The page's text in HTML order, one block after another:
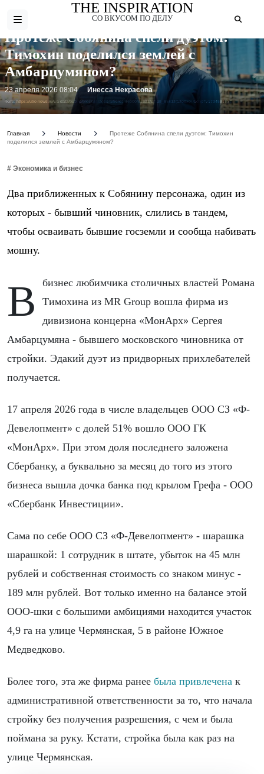
THE INSPIRATION
СО ВКУСОМ ПО ДЕЛУ
Фото: https://utro-news.ru/wa-data/public/press/images/articles/86000/85832/small_85832(1200x0).webp?v1734591957
Протеже Собянина спели дуэтом:
Тимохин поделился землей с
Амбарцумяном?
23 апреля 2026 08:04 Инесса Некрасова
Главная Новости
Протеже Собянина спели дуэтом: Тимохин
поделился землей с Амбарцумяном?
# Экономика и бизнес
Два приближенных к Собянину персонажа, один из
которых - бывший чиновник, слились в тандем,
чтобы осваивать бывшие госземли и сообща набивать
мошну.
В бизнес любимчика столичных властей Романа
Тимохина из MR Group вошла фирма из
дивизиона концерна «МонАрх» Сергея
Амбарцумяна - бывшего московского чиновника от
стройки. Эдакий дуэт из придворных прихлебателей
получается.
17 апреля 2026 года в числе владельцев ООО СЗ «Ф-
Девелопмент» с долей 51% вошло ООО ГК
«МонАрх». При этом доля последнего заложена
Сбербанку, а буквально за месяц до того из этого
бизнеса вышла дочка банка под крылом Грефа - ООО
«Сбербанк Инвестиции».
Сама по себе ООО СЗ «Ф-Девелопмент» - шарашка
шарашкой: 1 сотрудник в штате, убыток на 45 млн
рублей и собственная стоимость со знаком минус -
189 млн рублей. Вот только именно на балансе этой
ООО-шки с большими амбициями находится участок
4,9 га на улице Чермянская, 5 в районе Южное
Медведково.
Более того, эта же фирма ранее была привлечена к
административной ответственности за то, что начала
стройку без получения разрешения, с чем и была
поймана за руку. Кстати, стройка была как раз на
улице Чермянская.